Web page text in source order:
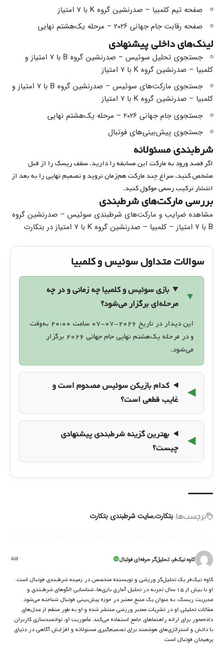
صفحه تیم کلمبیا – صدرنشین گروه K با ۷ امتیاز
صفحه رقابت جام جهانی ۲۰۲۶ – مرحله یک‌هشتم نهایی
لینک‌های داخلی پیشنهادی
جستجوی تحلیل سوئیس – صدرنشین گروه B با ۷ امتیاز و
کلمبیا – صدرنشین گروه K با ۷ امتیاز
جستجوی مارکت‌های سوئیس – صدرنشین گروه B با ۷ امتیاز و
کلمبیا – صدرنشین گروه K با ۷ امتیاز
جستجوی جام جهانی ۲۰۲۶ – مرحله یک‌هشتم نهایی
جستجوی پیش‌بینی‌های فوتبال
شرط‌بندی مسئولانه
اگر قصد ورود به مارکت این مسابقه را دارید، سقف ریسک را از قبل
مشخص کنید، سراغ چند مارکت هم‌زمان نروید و تصمیم نهایی را به بعد از
انتشار ترکیب رسمی موکول کنید.
بررسی مارکت‌های شرطبندی
مشاهده ضرایب و مارکت‌های شرطبندی سوئیس – صدرنشین گروه
B با ۷ امتیاز – کلمبیا – صدرنشین گروه K با ۷ امتیاز در بتکارت
سوالات متداول سوئیس و کلمبیا
بازی سوئیس و کلمبیا چه زمانی و در چه
مرحله‌ای برگزار می‌شود؟
این دیدار در تاریخ ۲۰۲۶-۰۷-۰۷ ساعت ۲۰:۰۰ به‌وقت
و در مرحله یک‌هشتم نهایی جام جهانی ۲۰۲۶ برگزار
می‌شود.
کدام بازیکن سوئیس مصدوم است و
غایب قطعی است؟
بهترین گزینه شرطبندی پیشنهادی
چیست؟
برچسب‌‌ها: بتکارتسایت شرطبندی بتکارت
کاوه نیک‌فر، تحلیل‌گر حرفه‌ای فوتبال
کاوه نیک‌فر یک تحلیل‌گر ورزشی و نویسنده متخصص در زمینه شرط‌بندی فوتبال است.
او با بیش از ۱۵ سال تجربه در تحلیل آماری بازی‌ها، شناسایی الگوهای شرط‌بندی و
مدیریت ریسک، به عنوان یک منبع معتبر در حوزه پیش‌بینی فوتبال شناخته می‌شود.
مقالات تحلیلی او در نشریات معتبر ورزشی منتشر شده و او به طور منظم از مدل‌های
داده‌محور برای ارائه راهنماهای جامع استفاده می‌کند. مأموریت او، توانمندسازی کاربران
با دانش و استراتژی‌های هوشمند برای تصمیم‌گیری مسئولانه و افزایش آگاهی در دنیای
پرهیجان فوتبال است.